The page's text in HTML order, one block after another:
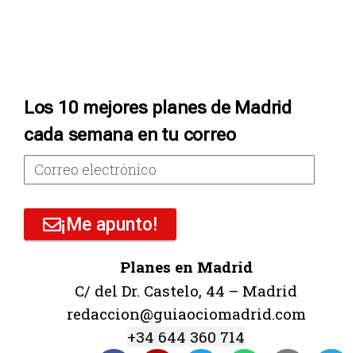
Los 10 mejores planes de Madrid
cada semana en tu correo
¡Me apunto!
Planes en Madrid
C/ del Dr. Castelo, 44 – Madrid
redaccion@guiaociomadrid.com
+34 644 360 714